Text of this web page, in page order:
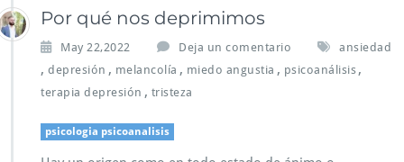
Por qué nos deprimimos
May 22,2022 Deja un comentario ansiedad
, depresión , melancolía , miedo angustia , psicoanálisis ,
terapia depresión , tristeza
psicologia psicoanalisis